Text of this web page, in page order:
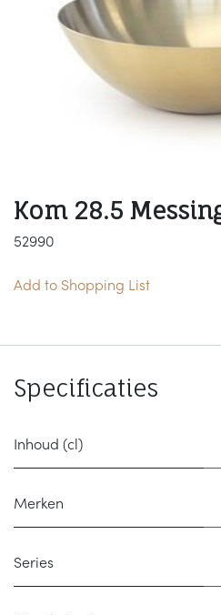
Kom 28.5
52990
Add to Shopping List
Specificaties
Inhoud (cl)
Merken
Series